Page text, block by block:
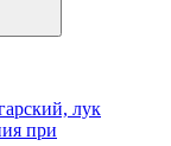
лук
при